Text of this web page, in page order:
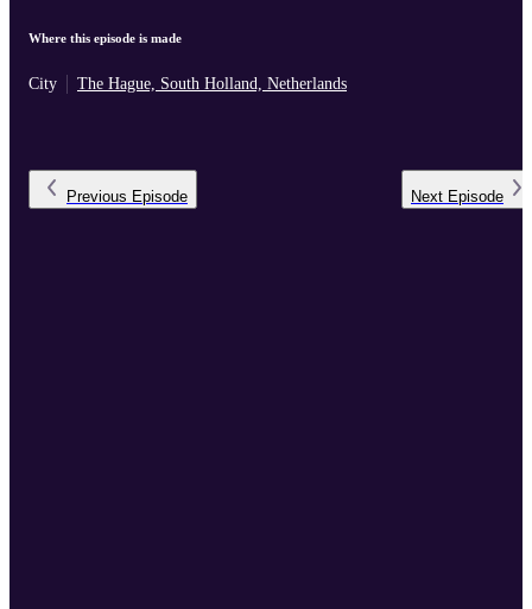
Where this episode is made
City The Hague, South Holland, Netherlands
Previous Episode Next Episode